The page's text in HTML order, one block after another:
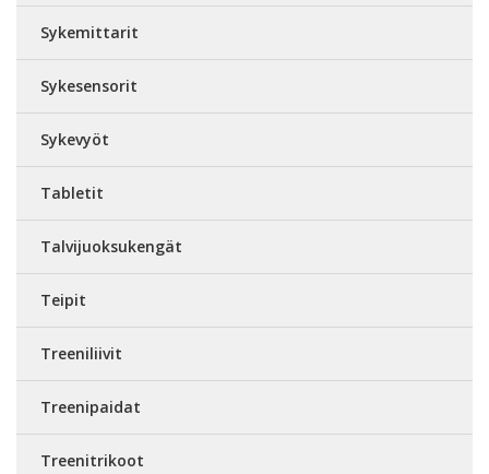
Sykemittarit
Sykesensorit
Sykevyöt
Tabletit
Talvijuoksukengät
Teipit
Treeniliivit
Treenipaidat
Treenitrikoot